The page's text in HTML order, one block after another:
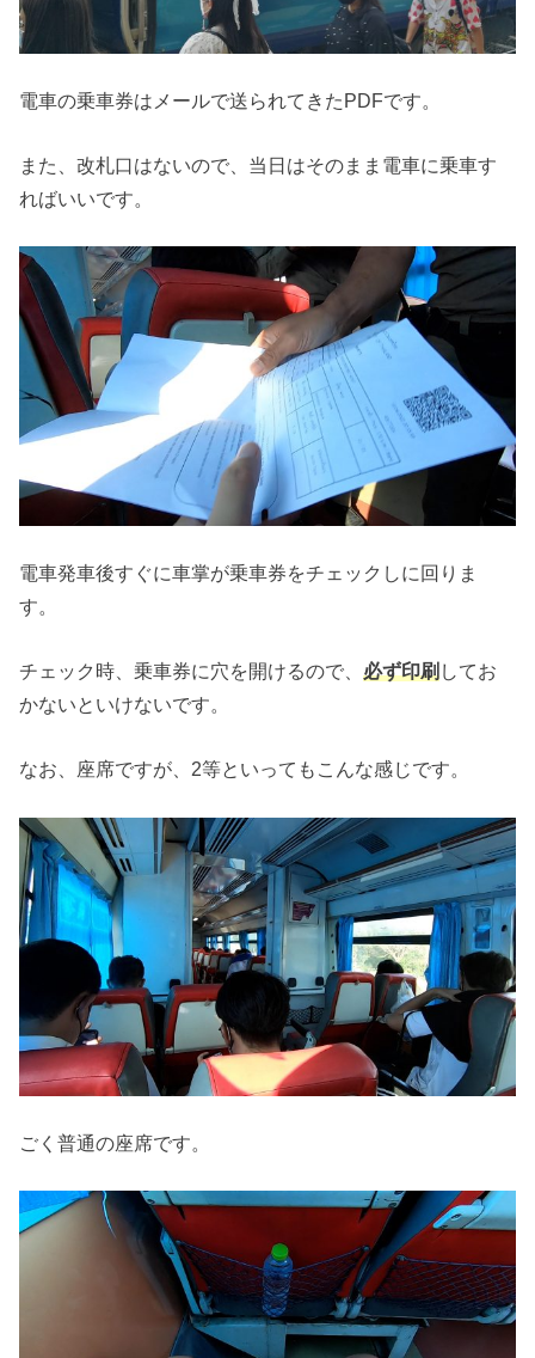
電車の乗車券はメールで送られてきたPDFです。
また、改札口はないので、当日はそのまま電車に乗車す
ればいいです。
電車発車後すぐに車掌が乗車券をチェックしに回りま
す。
チェック時、乗車券に穴を開けるので、必ず印刷してお
かないといけないです。
なお、座席ですが、2等といってもこんな感じです。
ごく普通の座席です。